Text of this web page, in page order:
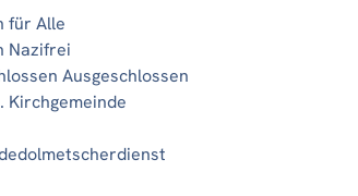
für Alle
Nazifrei
Ausgeschlossen
Kirchgemeinde